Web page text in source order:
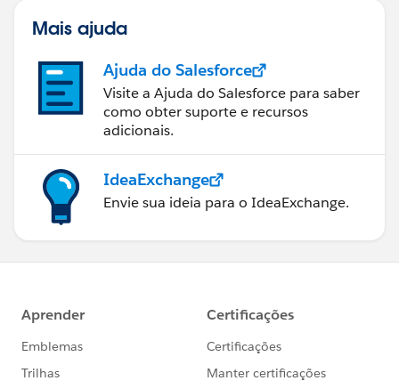
Mais ajuda
Ajuda do Salesforce
Visite a Ajuda do Salesforce para saber
como obter suporte e recursos
adicionais.
IdeaExchange
Envie sua ideia para o IdeaExchange.